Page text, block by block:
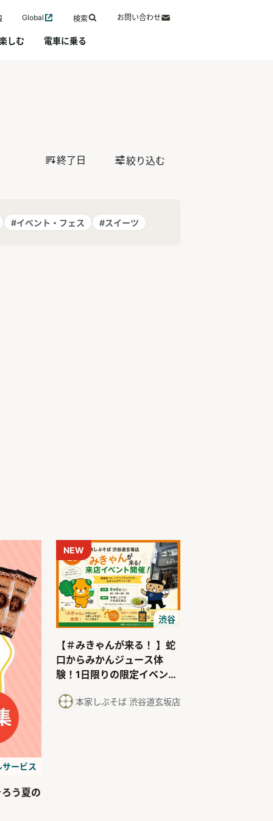
Global 検索 お問い合わせ
しむ 電車に乗る
終了日 絞り込む
#イベント・フェス #スイーツ
ービス
う夏の
NEW
渋谷
【＃みきゃんが来る！ 】蛇
口からみかんジュース体
験！1日限りの限定イベント
令和８年８月８日（土）開
催
本家しぶそば 渋谷道玄坂店